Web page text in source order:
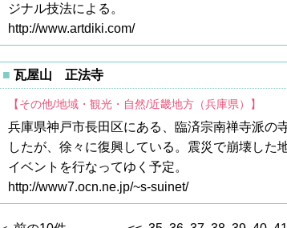
ジナル技法による。
http://www.artdiki.com/
瓦屋山 正法寺
【その他/地域・観光・自然/近畿地方（兵庫県）】
兵庫県神戸市長田区にある、臨済宗南禅寺派の
したが、徐々に復興している。震災で崩壊した
イベントを行なってゆく予定。
http://www7.ocn.ne.jp/~s-suinet/